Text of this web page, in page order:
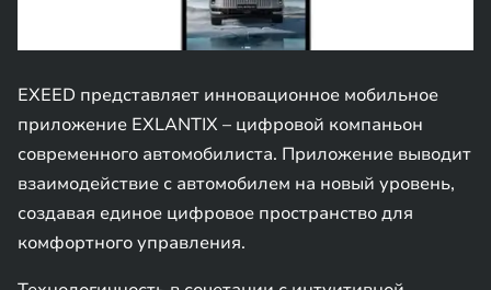
EXEED представляет инновационное мобильное
приложение EXLANTIX – цифровой компаньон
современного автомобилиста. Приложение выводит
взаимодействие с автомобилем на новый уровень,
создавая единое цифровое пространство для
комфортного управления.